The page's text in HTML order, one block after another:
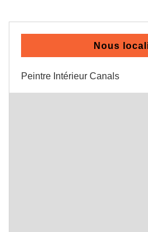
Nous
Peintre Intérieur Canals